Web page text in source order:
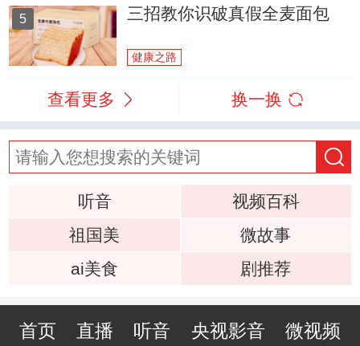
5 三招教你识破真假全麦面包
健康之路
查看更多 换一换
听音
视频百科
祖国美
微故事
ai美食
剧推荐
首页 直播 听音 央视影音 微视频